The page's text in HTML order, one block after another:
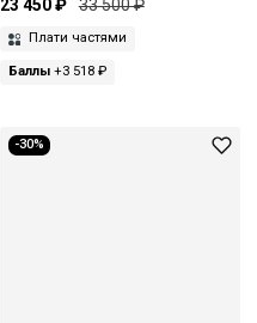
23 450 ₽ 33 500 ₽
Плати частями
Баллы+3 518 ₽
-30%